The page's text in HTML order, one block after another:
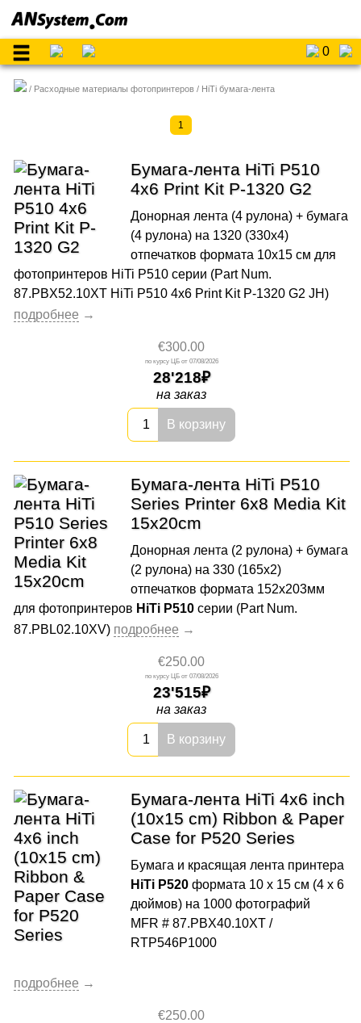
0
Расходные материалы фотопринтеров HiTi бумага-лента
1
Бумага-лента HiTi P510
4x6 Print Kit P-1320 G2
Донорная лента (4 рулона) + бумага
(4 рулона) на 1320 (330x4)
отпечатков формата 10x15 cм для
фотопринтеров HiTi P510 серии (Part Num.
87.PBX52.10XT HiTi P510 4x6 Print Kit P-1320 G2 JH)
€300.00
07/08/2026
28'218
на заказ
В корзину
Бумага-лента HiTi P510
Series Printer 6x8 Media Kit
15x20cm
Донорная лента (2 рулона) + бумага
(2 рулона) на 330 (165х2)
отпечатков формата 152x203мм
для фотопринтеров HiTi P510серии (Part Num.
87.PBL02.10XV)
€250.00
07/08/2026
23'515
на заказ
В корзину
Бумага-лента HiTi 4x6 inch
(10x15 cm) Ribbon & Paper
Case for P520 Series
Бумага и красящая лента принтера
HiTi P520 формата 10 x 15 см (4 x 6
дюймов) на 1000 фотографий
MFR # 87.PBX40.10XT /
RTP546P1000
€250.00